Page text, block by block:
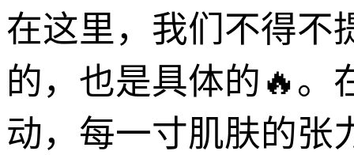
在这里，我们不得不
的，也是具体的🔥。
动，每一寸肌肤的张